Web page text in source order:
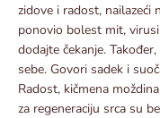
zidove i radost, nailazeći
ponovio bolest mit,
dodajte čekanje.
sebe. Govori sadek i
Radost, kičmena
za regeneraciju srca su